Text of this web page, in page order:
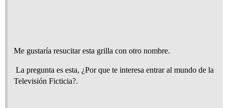
Me gustaría resucitar esta grilla con otro nombre.
La pregunta es esta, ¿Por que te interesa entrar al mundo de la
Televisión Ficticia?.